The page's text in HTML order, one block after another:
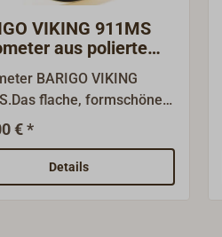
VIKING 911MS
aus poliertem
BARIGO VIKING
flache, formschöne
ist aus poliertem
gefertigt. Der
ist
€ *
Details